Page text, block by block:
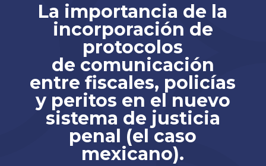
La importancia de la
incorporación de
protocolos
de comunicación
entre fiscales, policías
y peritos en el nuevo
sistema de justicia
penal (el caso
mexicano).